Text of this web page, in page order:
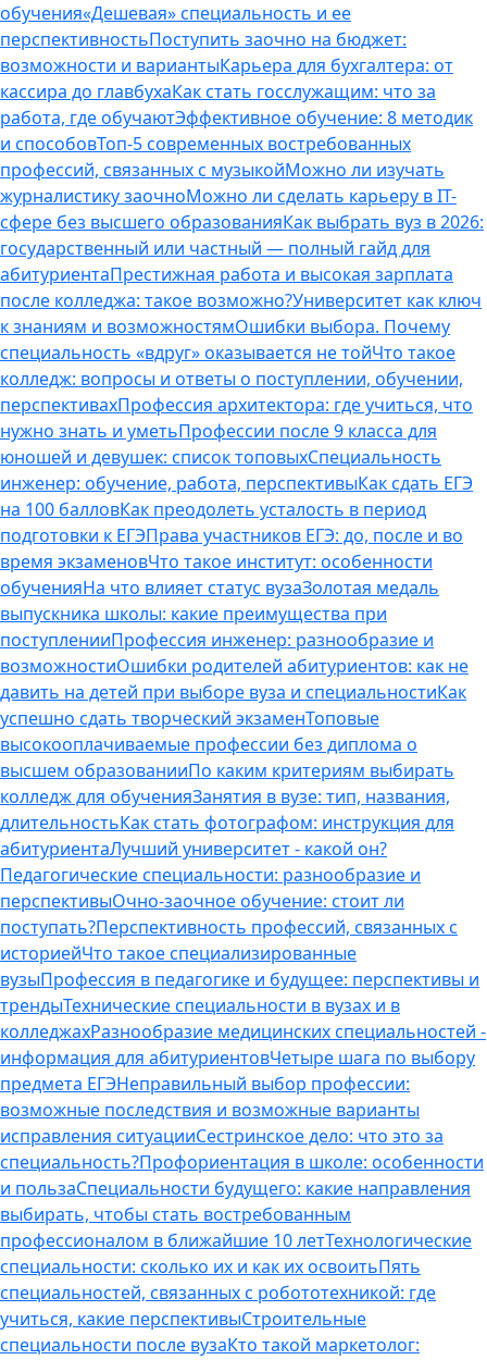
обучения«Дешевая» специальность и ее
перспективностьПоступить заочно на бюджет:
возможности и вариантыКарьера для бухгалтера: от
кассира до главбухаКак стать госслужащим: что за
работа, где обучаютЭффективное обучение: 8 методик
и способовТоп-5 современных востребованных
профессий, связанных с музыкойМожно ли изучать
журналистику заочноМожно ли сделать карьеру в IT-
сфере без высшего образованияКак выбрать вуз в 2026:
государственный или частный — полный гайд для
абитуриентаПрестижная работа и высокая зарплата
после колледжа: такое возможно?Университет как ключ
к знаниям и возможностямОшибки выбора. Почему
специальность «вдруг» оказывается не тойЧто такое
колледж: вопросы и ответы о поступлении, обучении,
перспективахПрофессия архитектора: где учиться, что
нужно знать и уметьПрофессии после 9 класса для
юношей и девушек: список топовыхСпециальность
инженер: обучение, работа, перспективыКак сдать ЕГЭ
на 100 балловКак преодолеть усталость в период
подготовки к ЕГЭПрава участников ЕГЭ: до, после и во
время экзаменовЧто такое институт: особенности
обученияНа что влияет статус вузаЗолотая медаль
выпускника школы: какие преимущества при
поступленииПрофессия инженер: разнообразие и
возможностиОшибки родителей абитуриентов: как не
давить на детей при выборе вуза и специальностиКак
успешно сдать творческий экзаменТоповые
высокооплачиваемые профессии без диплома о
высшем образованииПо каким критериям выбирать
колледж для обученияЗанятия в вузе: тип, названия,
длительностьКак стать фотографом: инструкция для
абитуриентаЛучший университет - какой он?
Педагогические специальности: разнообразие и
перспективыОчно-заочное обучение: стоит ли
поступать?Перспективность профессий, связанных с
историейЧто такое специализированные
вузыПрофессия в педагогике и будущее: перспективы и
трендыТехнические специальности в вузах и в
колледжахРазнообразие медицинских специальностей -
информация для абитуриентовЧетыре шага по выбору
предмета ЕГЭНеправильный выбор профессии:
возможные последствия и возможные варианты
исправления ситуацииСестринское дело: что это за
специальность?Профориентация в школе: особенности
и пользаСпециальности будущего: какие направления
выбирать, чтобы стать востребованным
профессионалом в ближайшие 10 летТехнологические
специальности: сколько их и как их освоитьПять
специальностей, связанных с робототехникой: где
учиться, какие перспективыСтроительные
специальности после вузаКто такой маркетолог: